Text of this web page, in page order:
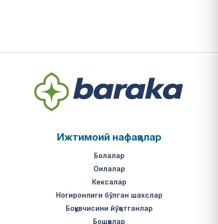
Ижтимоий нафақалар
Болалар
Оилалар
Кексалар
Ногиронлиги бўлган шахслар
Боқувчисини йўқотганлар
Бошқалар